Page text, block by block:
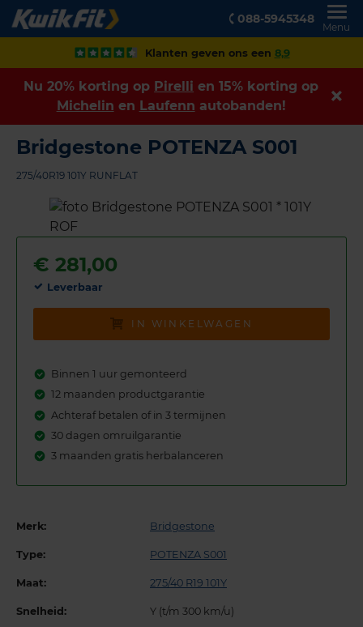
088-5945348
Menu
Klanten geven ons een 8,9
Nu 20% korting op Pirelli en 15% korting op
Michelin en Laufenn autobanden!
Bridgestone POTENZA S001
275/40R19 101Y RUNFLAT
€ 281,00
Leverbaar
IN WINKELWAGEN
Binnen 1 uur gemonteerd
12 maanden productgarantie
Achteraf betalen of in 3 termijnen
30 dagen omruilgarantie
3 maanden gratis herbalanceren
Merk: Bridgestone
Type: POTENZA S001
Maat: 275/40 R19 101Y
Snelheid: Y (t/m 300 km/u)